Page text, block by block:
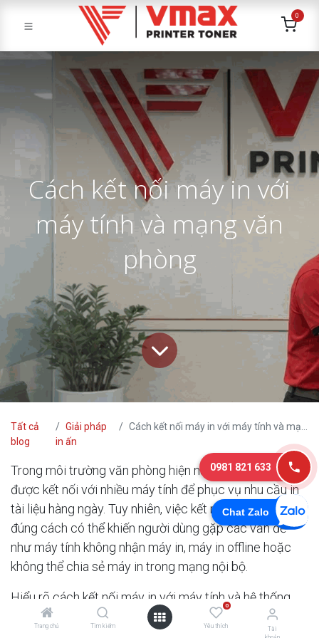
Trang chủ Tìm kiếm
0
Yêu thích
Tài
0
Cách kết nối máy in với
máy tính và mạng văn
phòng
Tất cả
blog
Giải pháp
in ấn
Cách kết nối máy in với máy tính và mạng văn phòng
Trong môi trường văn phòng hiện nay, máy in thường
được kết nối với nhiều máy tính để phục vụ nhu cầu in
tài liệu hàng ngày. Tuy nhiên, việc kết nối máy in không
đúng cách có thể khiến người dùng gặp các vấn đề
như máy tính không nhận máy in, máy in offline hoặc
không thể chia sẻ máy in trong mạng nội bộ.
Hiểu rõ cách kết nối máy in với máy tính và hệ thống
mạng văn phòng giúp doanh nghiệp vận hành hệ thống
Chat Zalo
0981 821 633